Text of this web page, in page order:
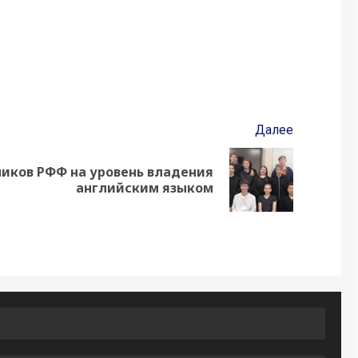
Далее
РФФ на уровень владения
английским языком